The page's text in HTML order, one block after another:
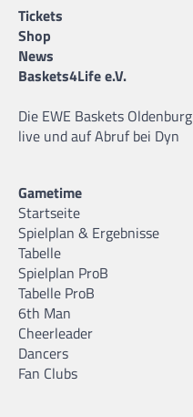
Tickets
Shop
News
Baskets4Life e.V.
Die EWE Baskets Oldenburg
live und auf Abruf bei Dyn
Gametime
Startseite
Spielplan & Ergebnisse
Tabelle
Spielplan ProB
Tabelle ProB
6th Man
Cheerleader
Dancers
Fan Clubs